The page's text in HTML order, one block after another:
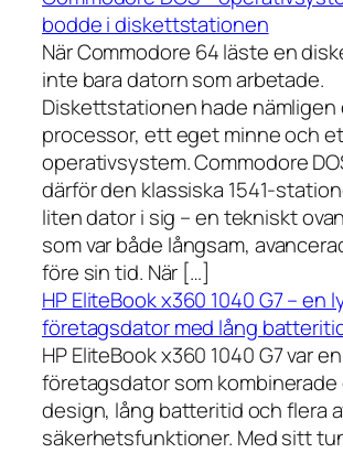
bodde i diskettstationen
När Commodore 64 läste en
inte bara datorn som arbetade.
Diskettstationen hade nämligen
processor, ett eget minne och
operativsystem. Commodore
därför den klassiska 1541-
liten dator i sig – en tekniskt
som var både långsam,
före sin tid. När […]
HP EliteBook x360 1040 G7 – en
företagsdator med lång
HP EliteBook x360 1040 G7 var
företagsdator som
design, lång batteritid och flera
säkerhetsfunktioner. Med sitt